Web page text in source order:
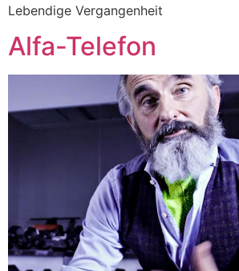
Lebendige Vergangenheit
Alfa-Telefon